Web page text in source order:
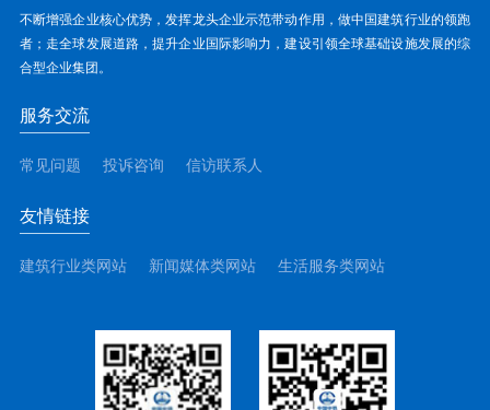
不断增强企业核心优势，发挥龙头企业示范带动作用，做中国建筑行业的领跑
者；走全球发展道路，提升企业国际影响力，建设引领全球基础设施发展的综
合型企业集团。
服务交流
常见问题 投诉咨询 信访联系人
友情链接
建筑行业类网站 新闻媒体类网站 生活服务类网站